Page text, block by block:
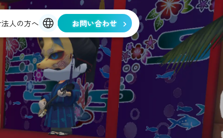
法人の方へ お問い合わせ